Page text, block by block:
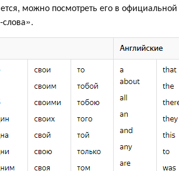
можно посмотреть его в официальной